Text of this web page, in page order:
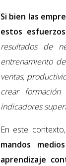
Si bien las
estos esfuerzos
resultados de
entrenamiento
ventas,
crear
indicadores
En este
mandos
aprendizaje